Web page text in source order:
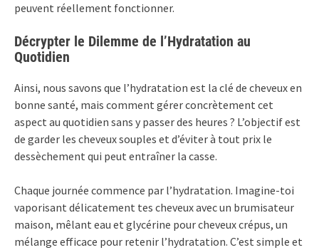
peuvent réellement fonctionner.
Décrypter le Dilemme de l’Hydratation au
Quotidien
Ainsi, nous savons que l’hydratation est la clé de cheveux en
bonne santé, mais comment gérer concrètement cet
aspect au quotidien sans y passer des heures ? L’objectif est
de garder les cheveux souples et d’éviter à tout prix le
dessèchement qui peut entraîner la casse.
Chaque journée commence par l’hydratation. Imagine-toi
vaporisant délicatement tes cheveux avec un brumisateur
maison, mêlant eau et glycérine pour cheveux crépus, un
mélange efficace pour retenir l’hydratation. C’est simple et